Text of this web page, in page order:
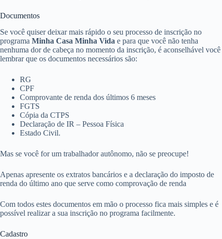
Documentos
Se você quiser deixar mais rápido o seu processo de inscrição no
programa Minha Casa Minha Vida e para que você não tenha
nenhuma dor de cabeça no momento da inscrição, é aconselhável você
lembrar que os documentos necessários são:
RG
CPF
Comprovante de renda dos últimos 6 meses
FGTS
Cópia da CTPS
Declaração de IR – Pessoa Física
Estado Civil.
Mas se você for um trabalhador autônomo, não se preocupe!
Apenas apresente os extratos bancários e a declaração do imposto de
renda do último ano que serve como comprovação de renda
Com todos estes documentos em mão o processo fica mais simples e é
possível realizar a sua inscrição no programa facilmente.
Cadastro